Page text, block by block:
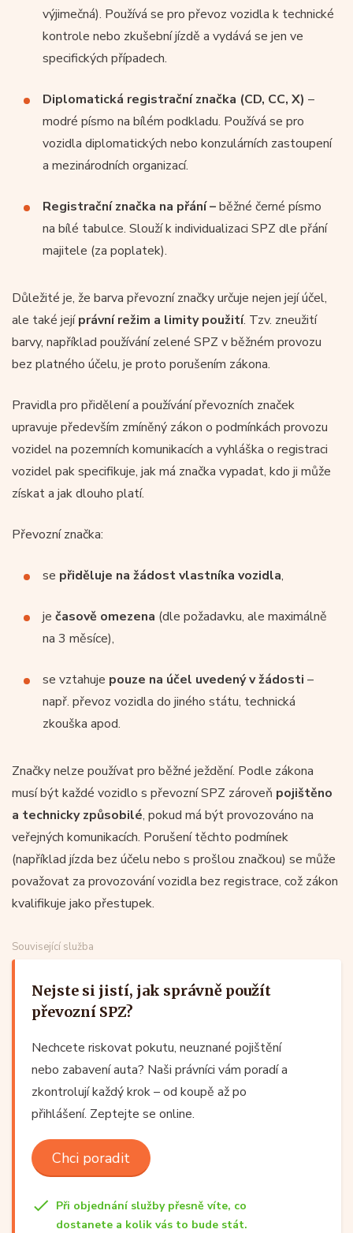
výjimečná). Používá se pro převoz vozidla k technické
kontrole nebo zkušební jízdě a vydává se jen ve
specifických případech.
Diplomatická registrační značka (CD, CC, X) –
modré písmo na bílém podkladu. Používá se pro
vozidla diplomatických nebo konzulárních zastoupení
a mezinárodních organizací.
Registrační značka na přání –běžné černé písmo
na bílé tabulce. Slouží k individualizaci SPZ dle přání
majitele (za poplatek).
Důležité je, že barva převozní značky určuje nejen její účel,
ale také jejíprávní režim a limity použití. Tzv. zneužití
barvy, například používání zelené SPZ v běžném provozu
bez platného účelu, je proto porušením zákona.
Pravidla pro přidělení a používání převozních značek
upravuje především zmíněný zákon o podmínkách provozu
vozidel na pozemních komunikacích a vyhláška o registraci
vozidel pak specifikuje, jak má značka vypadat, kdo ji může
získat a jak dlouho platí.
Převozní značka:
se přiděluje na žádost vlastníka vozidla,
je časově omezena (dle požadavku, ale maximálně
na 3 měsíce),
se vztahuje pouze na účel uvedený v žádosti –
např. převoz vozidla do jiného státu, technická
zkouška apod.
Značky nelze používat pro běžné ježdění. Podle zákona
musí být každé vozidlo s převozní SPZ zároveň pojištěno
a technicky způsobilé, pokud má být provozováno na
veřejných komunikacích. Porušení těchto podmínek
(například jízda bez účelu nebo s prošlou značkou) se může
považovat za provozování vozidla bez registrace, což zákon
kvalifikuje jako přestupek.
Související služba
Nejste si jistí, jak správně použít
převozní SPZ?
Nechcete riskovat pokutu, neuznané pojištění
nebo zabavení auta? Naši právníci vám poradí a
zkontrolují každý krok – od koupě až po
přihlášení. Zeptejte se online.
Chci poradit
Při objednání služby přesně víte, co
dostanete a kolik vás to bude stát.